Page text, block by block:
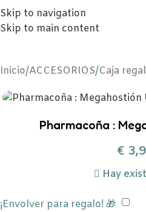
Skip to navigation
Skip to main content
Inicio/ACCESORIOS/Caja
Pharmacoña :
€
Hay
¡Envolver para regalo! 🎁